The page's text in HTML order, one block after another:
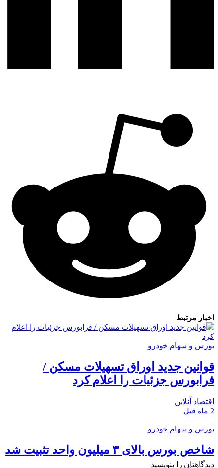
مرتبط
و سهام خودرو
جدید اوراق تسهیلات مسکن /
جزئیات را اعلام کرد
آنلاین
و سهام خودرو
بورس بالای ۳ میلیون واحد تثبیت شد
را بنویسید